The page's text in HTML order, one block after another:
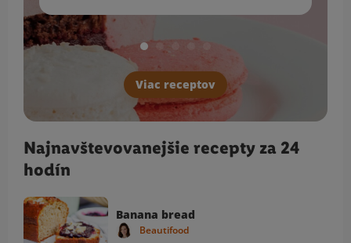
Viac receptov
Najnavštevovanejšie recepty za 24
hodín
Banana bread
Beautifood